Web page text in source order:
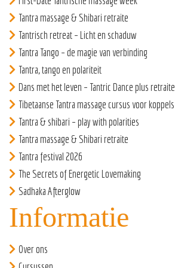
Tantra massage & Shibari retraite
Tantrisch retreat – Licht en schaduw
Tantra Tango – de magie van verbinding
Tantra, tango en polariteit
Dans met het leven – Tantric Dance plus retraite
Tibetaanse Tantra massage cursus voor koppels
Tantra & shibari – play with polarities
Tantra massage & Shibari retraite
Tantra festival 2026
The Secrets of Energetic Lovemaking
Sadhaka Afterglow
Informatie
Over ons